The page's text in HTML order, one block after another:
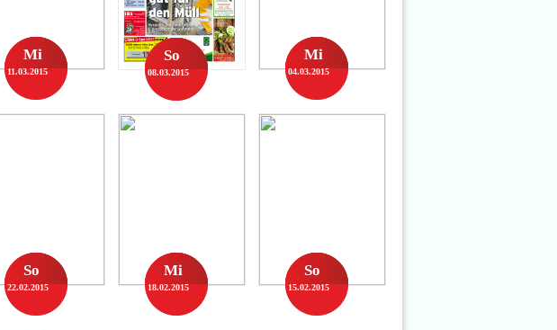
Mi
11.03.2015
So
08.03.2015
Mi
04.03.2015
So
22.02.2015
Mi
18.02.2015
So
15.02.2015